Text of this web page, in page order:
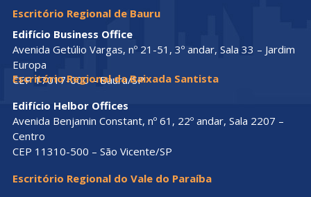
Escritório Regional de Bauru
Edifício Business Office
Avenida Getúlio Vargas, nº 21-51, 3º andar, Sala 33 – Jardim
Europa
CEP 17017-000 – Bauru/SP
Escritório Regional da Baixada Santista
Edifício Helbor Offices
Avenida Benjamin Constant, nº 61, 22º andar, Sala 2207 –
Centro
CEP 11310-500 – São Vicente/SP
Escritório Regional do Vale do Paraíba